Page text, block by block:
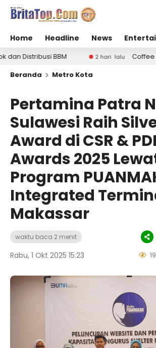
Home Headline News
2 hari lalu
Coffee Morning Lanal
Beranda
Metro Kota
Pertamina Patra
Sulawesi Raih
Award di CSR &
Awards 2025
Program
Integrated
Makassar
waktu baca 2 menit
Rabu, 1 Okt 2025 15:23